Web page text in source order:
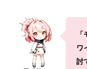
ワ
討